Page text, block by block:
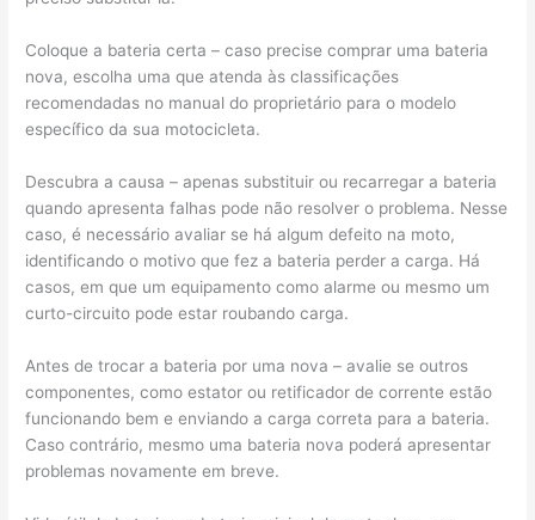
Coloque a bateria certa – caso precise comprar uma bateria
nova, escolha uma que atenda às classificações
recomendadas no manual do proprietário para o modelo
específico da sua motocicleta.
Descubra a causa – apenas substituir ou recarregar a bateria
quando apresenta falhas pode não resolver o problema. Nesse
caso, é necessário avaliar se há algum defeito na moto,
identificando o motivo que fez a bateria perder a carga. Há
casos, em que um equipamento como alarme ou mesmo um
curto-circuito pode estar roubando carga.
Antes de trocar a bateria por uma nova – avalie se outros
componentes, como estator ou retificador de corrente estão
funcionando bem e enviando a carga correta para a bateria.
Caso contrário, mesmo uma bateria nova poderá apresentar
problemas novamente em breve.